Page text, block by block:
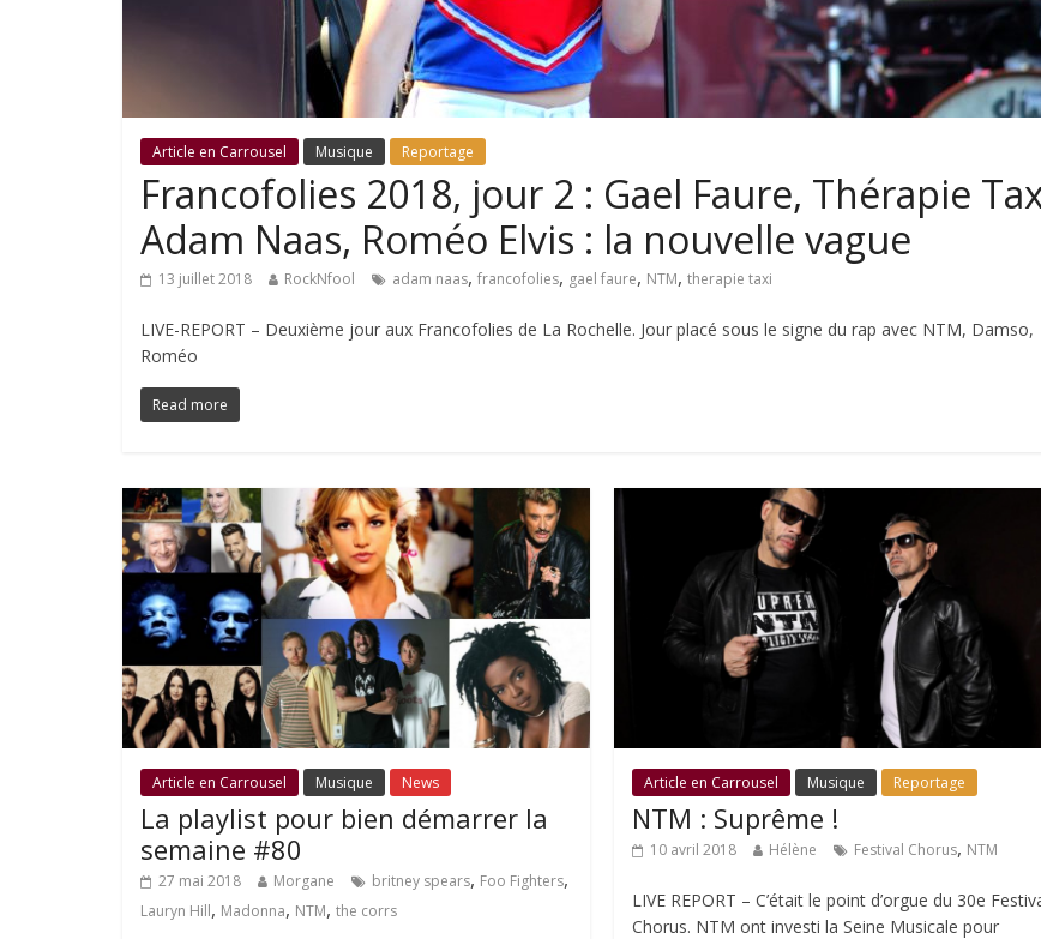
Article en Carrousel Musique Reportage
Francofolies 2018, jour 2 : Gael Faure, Thérapie
Adam Naas, Roméo Elvis : la nouvelle vague
13 juillet 2018 RockNfool adam naas, francofolies, gael faure, NTM, therapie taxi
LIVE-REPORT – Deuxième jour aux Francofolies de La Rochelle. Jour placé sous le signe du rap avec NTM, Damso,
Roméo
Read more
Article en Carrousel Musique News
La playlist pour bien démarrer la
semaine #80
27 mai 2018 Morgane britney spears, Foo Fighters,
Lauryn Hill, Madonna, NTM, the corrs
Article en Carrousel Musique Reportage
NTM : Suprême !
10 avril 2018 Hélène Festival Chorus, NTM
LIVE REPORT – C’était le point d’orgue du 30e
Chorus. NTM ont investi la Seine Musicale pour